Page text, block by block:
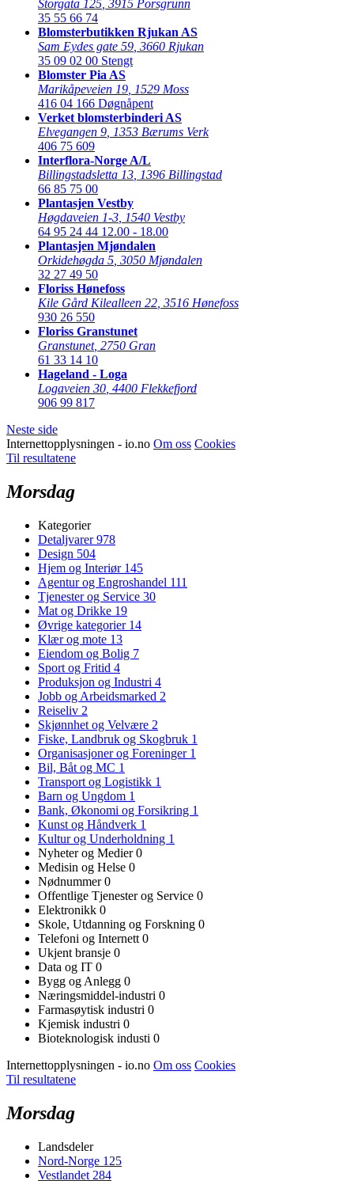
Storgata 125 3915 Porsgrunn
35 55 66 74
Blomsterbutikken Rjukan AS
Sam Eydes gate 59 3660 Rjukan
35 09 02 00 Stengt
Blomster Pia AS
Marikåpeveien 19 1529 Moss
416 04 166 Døgnåpent
Verket blomsterbinderi AS
Elvegangen 9 1353 Bærums Verk
406 75 609
Interflora-Norge A/L
Billingstadsletta 13 1396 Billingstad
66 85 75 00
Plantasjen Vestby
Høgdaveien 1-3 1540 Vestby
64 95 24 44 12.00 - 18.00
Plantasjen Mjøndalen
Orkidehøgda 5 3050 Mjøndalen
32 27 49 50
Floriss Hønefoss
Kile Gård Kilealleen 22 3516 Hønefoss
930 26 550
Floriss Granstunet
Granstunet, 2750 Gran
61 33 14 10
Hageland - Loga
Logaveien 30 4400 Flekkefjord
906 99 817
Neste side
Internettopplysningen - io.no Om oss Cookies
Til resultatene
Morsdag
Kategorier
Detaljvarer978
Design 504
Hjem og Interiør 145
Agentur og Engroshandel 111
Tjenester og Service 30
Mat og Drikke 19
Øvrige kategorier 14
Klær og mote 13
Eiendom og Bolig 7
Sport og Fritid 4
Produksjon og Industri 4
Jobb og Arbeidsmarked 2
Reiseliv 2
Skjønnhet og Velvære 2
Fiske, Landbruk og Skogbruk 1
Organisasjoner og Foreninger 1
Bil, Båt og MC 1
Transport og Logistikk 1
Barn og Ungdom 1
Bank, Økonomi og Forsikring 1
Kunst og Håndverk 1
Kultur og Underholdning 1
Nyheter og Medier0
Medisin og Helse 0
Nødnummer0
Offentlige Tjenester og Service 0
Elektronikk 0
Skole, Utdanning og Forskning 0
Telefoni og Internett 0
Ukjent bransje 0
Data og IT 0
Bygg og Anlegg 0
Næringsmiddel-industri 0
Farmasøytisk industri 0
Kjemisk industri 0
Bioteknologisk industi 0
Internettopplysningen - io.no Om oss Cookies
Til resultatene
Morsdag
Landsdeler
Nord-Norge 125
Vestlandet 284